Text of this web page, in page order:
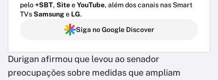
pelo+SBT, SiteeYouTube, além dos canais nas Smart
TVsSamsunge LG.
Siga no Google Discover
Durigan afirmou que levou ao senador
preocupações sobre medidas que ampliam